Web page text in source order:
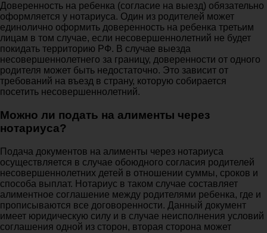
Доверенность на ребенка (согласие на выезд) обязательно
оформляется у нотариуса. Один из родителей может
единолично оформить доверенность на ребенка третьим
лицам в том случае, если несовершеннолетний не будет
покидать территорию РФ. В случае выезда
несовершеннолетнего за границу, доверенности от одного
родителя может быть недостаточно. Это зависит от
требований на въезд в страну, которую собирается
посетить несовершеннолетний.
Можно ли подать на алименты через
нотариуса?
Подача документов на алименты через нотариуса
осуществляется в случае обоюдного согласия родителей
несовершеннолетних детей в отношении суммы, сроков и
способа выплат. Нотариус в таком случае составляет
алиментное соглашение между родителями ребенка, где и
прописываются все договоренности. Данный документ
имеет юридическую силу и в случае неисполнения условий
соглашения одной из сторон, вторая сторона может